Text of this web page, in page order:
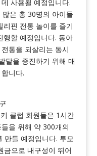
사용될 예정입니다.
은 총 30명의 아이들
핀 전통 놀이를 즐기
행할 예정입니다. 동아
통을 되살리는 동시
달을 증진하기 위해 매
니다.
클럽 회원들은 1시간
을 위해 약 300개의
만들 예정입니다. 투모
으로 내구성이 뛰어